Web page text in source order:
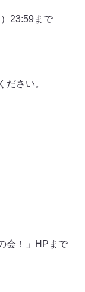
23:59まで
さい。
会！」HPまで